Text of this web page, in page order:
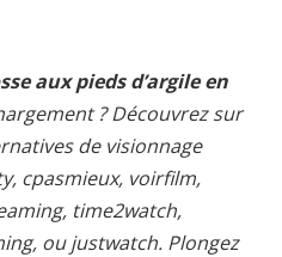
aux pieds d’argile en
? Découvrez sur
de visionnage
cpasmieux, voirfilm,
time2watch,
ou justwatch. Plongez